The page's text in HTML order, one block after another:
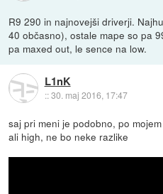
R9 290 in najnovejši driverji.
40 občasno), ostale mape so pa
pa maxed out, le sence na low.
L1nK
::30. maj 2016, 17:47
saj pri meni je podobno, po
ali high, ne bo neke razlike